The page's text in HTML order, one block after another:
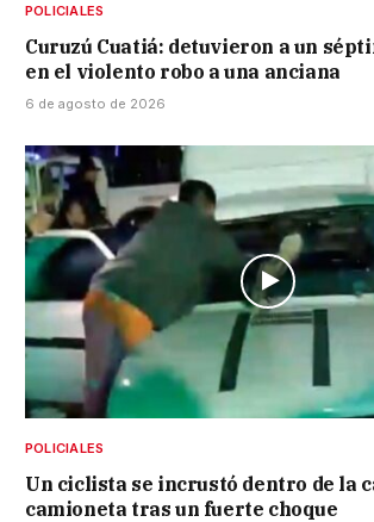
POLICIALES
Curuzú Cuatiá: detuvieron a un
en el violento robo a una anciana
6 de agosto de 2026
POLICIALES
Un ciclista se incrustó dentro de la
camioneta tras un fuerte choque